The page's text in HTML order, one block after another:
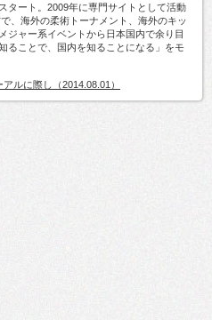
タート。2009年に専門サイトとして活動
、海外の柔術トーナメント、海外のキッ
ジャー系イベントから日本国内で余り目
ることで、国内を知ることになる」をモ
ルに際し（2014.08.01）